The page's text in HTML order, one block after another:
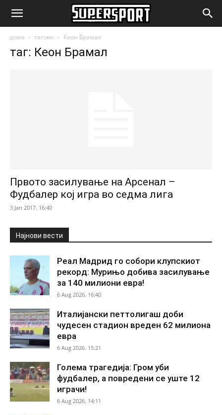
SuperSport.mk
дома тагови Кеон Брамал
таг: Кеон Брамал
Првото засилување на Арсенал –
Фудбалер кој игра во седма лига
3 Jan 2017. 16:40
Најнови вести
Реал Мадрид го собори клупскиот
рекорд: Мурињо добива засилување
за 140 милиони евра!
6 Aug 2026. 16:40
Италијански петтолигаш доби
чудесен стадион вреден 62 милиона
евра
6 Aug 2026. 15:21
Голема трагедија: Гром уби
фудбалер, а повредени се уште 12
играчи!
6 Aug 2026. 14:11